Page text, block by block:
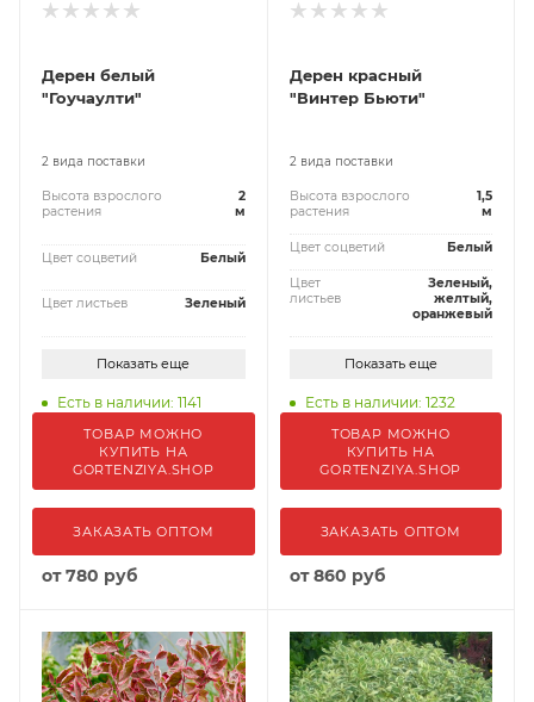
Дерен белый
"Гоучаулти"
2 вида поставки
Высота взрослого
растения
2
м
Цвет соцветий Белый
Цвет листьев Зеленый
Показать еще
Есть в наличии: 1141
ТОВАР МОЖНО
КУПИТЬ НА
GORTENZIYA.SHOP
ЗАКАЗАТЬ ОПТОМ
от780 руб
Дерен красный
"Винтер Бьюти"
2 вида поставки
Высота взрослого
растения
1,5
м
Цвет соцветий Белый
Цвет
листьев
Зеленый,
желтый,
оранжевый
Показать еще
Есть в наличии: 1232
ТОВАР МОЖНО
КУПИТЬ НА
GORTENZIYA.SHOP
ЗАКАЗАТЬ ОПТОМ
от860 руб